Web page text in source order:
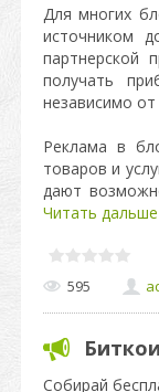
Для многих
источником
партнерской
получать
независимо
Реклама в
товаров и
дают
Читать
595
Собирай